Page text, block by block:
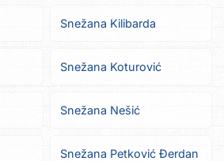
Snežana Kilibarda
Snežana Koturović
Snežana Nešić
Snežana Petković Đerdan